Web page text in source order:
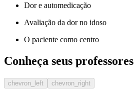
Dor e automedicação
Avaliação da dor no idoso
O paciente como centro
Conheça seus professores
chevron_left chevron_right